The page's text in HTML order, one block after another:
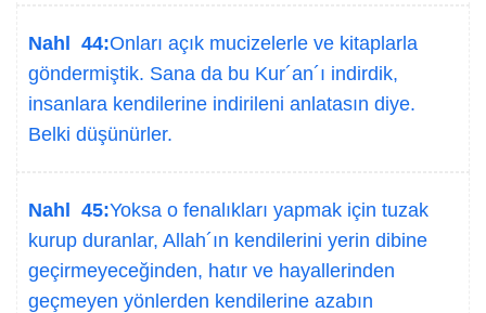
Nahl 44:Onları açık mucizelerle ve kitaplarla
göndermiştik. Sana da bu Kur´an´ı indirdik,
insanlara kendilerine indirileni anlatasın diye.
Belki düşünürler.
Nahl 45:Yoksa o fenalıkları yapmak için tuzak
kurup duranlar, Allah´ın kendilerini yerin dibine
geçirmeyeceğinden, hatır ve hayallerinden
geçmeyen yönlerden kendilerine azabın